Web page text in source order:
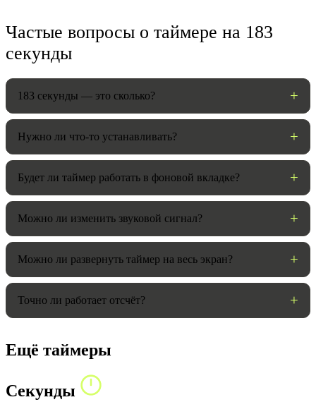
Звуки:
Громкость:
Частые вопросы о таймере на 183
секунды
183 секунды — это сколько?
Нужно ли что-то устанавливать?
Будет ли таймер работать в фоновой вкладке?
Можно ли изменить звуковой сигнал?
Можно ли развернуть таймер на весь экран?
Точно ли работает отсчёт?
Ещё таймеры
Секунды